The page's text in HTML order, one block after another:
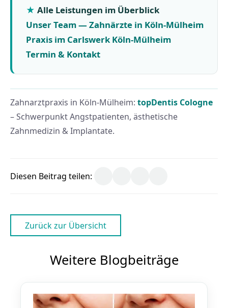
Alle Leistungen im Überblick
Unser Team — Zahnärzte in Köln-Mülheim
Praxis im Carlswerk Köln-Mülheim
Termin & Kontakt
Zahnarztpraxis in Köln-Mülheim: topDentis Cologne
– Schwerpunkt Angstpatienten, ästhetische
Zahnmedizin & Implantate.
Diesen Beitrag teilen:
Zurück zur Übersicht
Weitere Blogbeiträge